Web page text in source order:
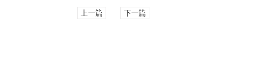
上一篇 下一篇